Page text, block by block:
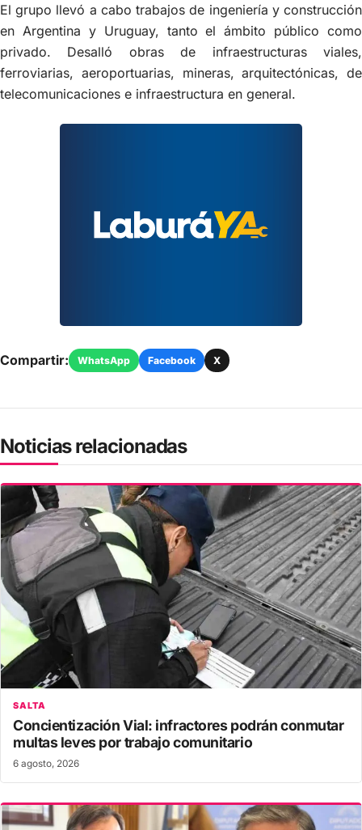
El grupo llevó a cabo trabajos de ingeniería y construcción
en Argentina y Uruguay, tanto el ámbito público como
privado. Desalló obras de infraestructuras viales,
ferroviarias, aeroportuarias, mineras, arquitectónicas, de
telecomunicaciones e infraestructura en general.
Compartir: WhatsApp Facebook X
Noticias relacionadas
SALTA
Concientización Vial: infractores podrán conmutar
multas leves por trabajo comunitario
6 agosto, 2026